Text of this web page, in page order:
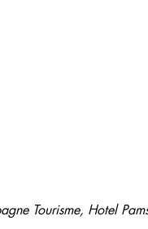
Tourisme, Hotel